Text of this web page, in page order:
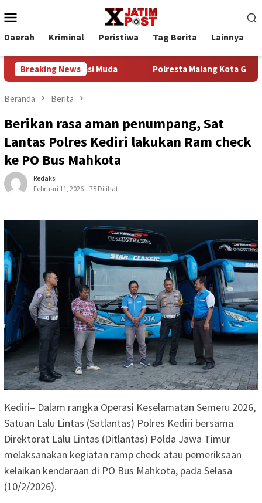
ke
kontenMobile
Daerah Kriminal Peristiwa Tag Berita Lainnya
Breaking News
Generasi Muda Polresta Malang Kota Gelar Bakkes
Beranda Berita
Berikan rasa aman penumpang, Sat
Lantas Polres Kediri lakukan Ram check
ke PO Bus Mahkota
Redaksi
Februari 11, 2026
75 Dilihat
Kediri– Dalam rangka Operasi Keselamatan Semeru 2026,
Satuan Lalu Lintas (Satlantas) Polres Kediri bersama
Direktorat Lalu Lintas (Ditlantas) Polda Jawa Timur
melaksanakan kegiatan ramp check atau pemeriksaan
kelaikan kendaraan di PO Bus Mahkota, pada Selasa
(10/2/2026).